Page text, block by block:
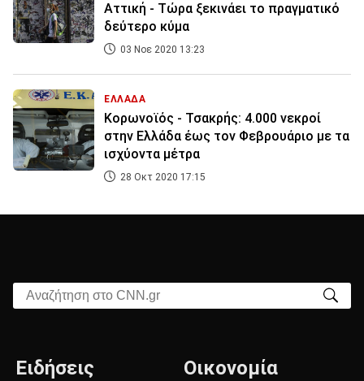
Αττική - Τώρα ξεκινάει το πραγματικό
δεύτερο κύμα
03 Νοε 2020 13:23
ΕΛΛΑΔΑ
Κορωνοϊός - Τσακρής: 4.000 νεκροί
στην Ελλάδα έως τον Φεβρουάριο με τα
ισχύοντα μέτρα
28 Οκτ 2020 17:15
Αναζήτηση στο CNN.gr
Ειδήσεις Οικονομία